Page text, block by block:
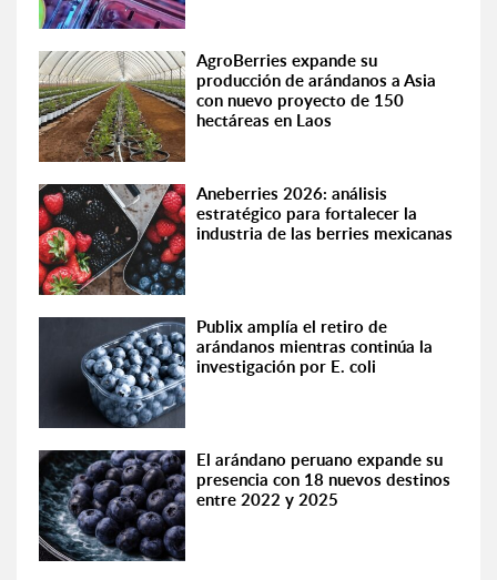
AgroBerries expande su
producción de arándanos a Asia
con nuevo proyecto de 150
hectáreas en Laos
Aneberries 2026: análisis
estratégico para fortalecer la
industria de las berries mexicanas
Publix amplía el retiro de
arándanos mientras continúa la
investigación por E. coli
El arándano peruano expande su
presencia con 18 nuevos destinos
entre 2022 y 2025